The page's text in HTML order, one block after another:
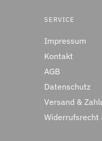
SERVICE
Impressum
Kontakt
AGB
Datenschutz
Versand &
Widerrufsrecht